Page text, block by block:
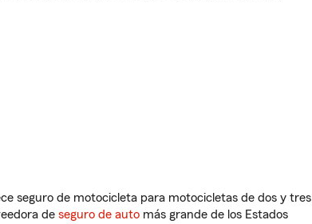
seguro de motocicleta para motocicletas de dos y tres
de seguro de auto más grande de los Estados